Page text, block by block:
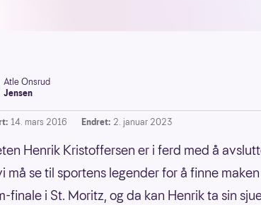
Atle Onsrud
Jensen
14. mars 2016 Endret: 2. januar 2023
Henrik Kristoffersen er i ferd med å
må se til sportens legender for å finne
finale i St. Moritz, og da kan Henrik ta sin